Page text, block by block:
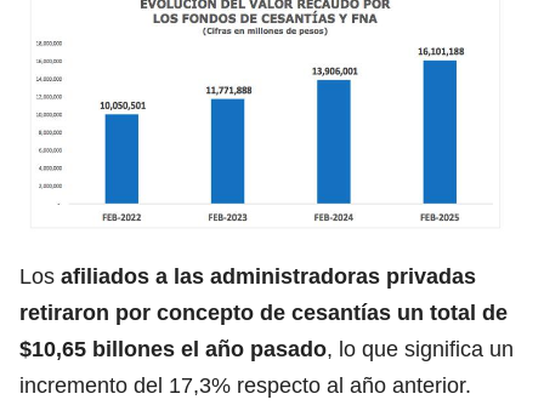
Los afiliados a las administradoras privadas
retiraron por concepto de cesantías un total de
$10,65 billones el año pasado, lo que significa un
incremento del 17,3% respecto al año anterior.